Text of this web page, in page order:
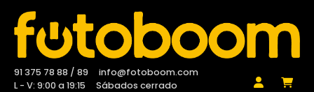
91 375 78 88 / 89
info@fotoboom.com
L - V: 9:00 a 19:15
Sábados cerrado